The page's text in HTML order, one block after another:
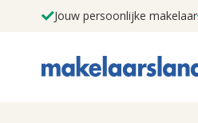
Jouw persoonlijke makelaar